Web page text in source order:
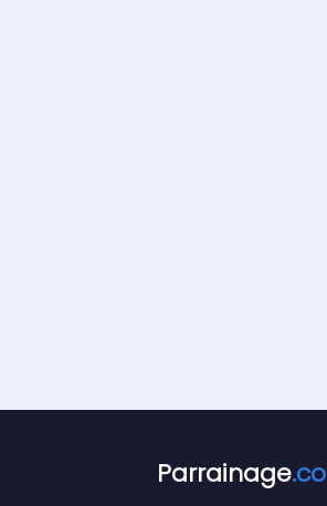
Parrainage.co